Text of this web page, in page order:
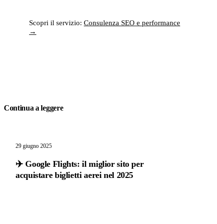
Scopri il servizio: Consulenza SEO e performance
→
Continua a leggere
29 giugno 2025
✈️ Google Flights: il miglior sito per
acquistare biglietti aerei nel 2025